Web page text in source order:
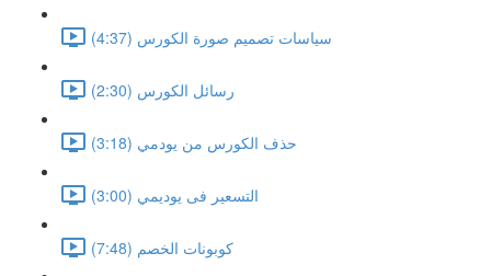
سياسات تصميم صورة الكورس (4:37)
رسائل الكورس (2:30)
حذف الكورس من يودمي (3:18)
التسعير فى يوديمي (3:00)
كوبونات الخصم (7:48)